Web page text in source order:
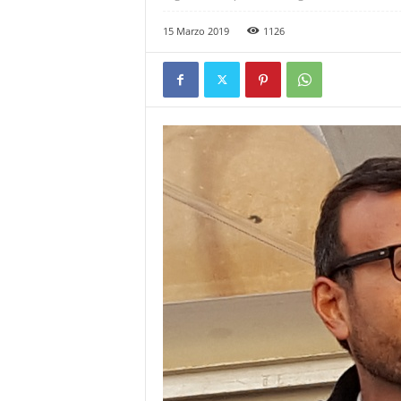
15 Marzo 2019 1126